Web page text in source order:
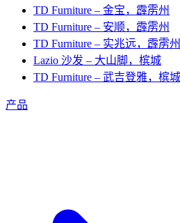
TD Furniture – 金宝，霹雳州
TD Furniture – 安顺，霹雳州
TD Furniture – 实兆远，霹雳州
Lazio 沙发 – 大山脚，槟城
TD Furniture – 武吉登雅，槟城
产品